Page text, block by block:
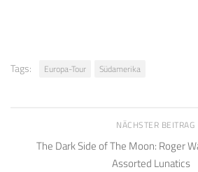
Tags: Europa-Tour Südamerika
NÄCHSTER BEITRAG
The Dark Side of The Moon: Roger
Assorted Lunatics